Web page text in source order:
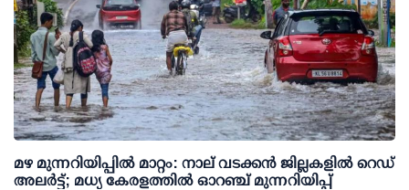
മഴ മുന്നറിയിപ്പില്‍ മാറ്റം: നാല് വടക്കന്‍ ജില്ലകളില്‍ റെഡ്
അലര്‍ട്ട്; മധ്യ കേരളത്തില്‍ ഓറഞ്ച് മുന്നറിയിപ്പ്